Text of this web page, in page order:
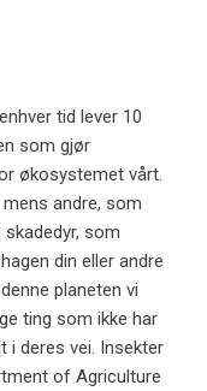
tid lever 10
som gjør
økosystemet vårt.
andre, som
som
din eller andre
planeten vi
ting som ikke har
i deres vei. Insekter
of Agriculture